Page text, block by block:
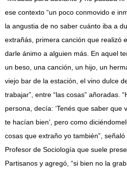
ese contexto “un poco conmovido e
la angustia de no saber cuánto iba a
extrañás, primera canción que realizó
darle ánimo a alguien más. En aquel
un beso, una canción, un hijo, un
viejo bar de la estación, el vino dulce
trabajar”, entre “las cosas” añoradas.
persona, decía: ‘Tenés que saber que
te hacían bien’, pero como
cosas que extraño yo también”,
Profesor de Sociología que suele
Partisanos y agregó, “si bien no la